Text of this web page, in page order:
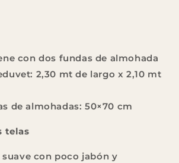
con dos fundas de almohada
2,30 mt de largo x 2,10 mt
de almohadas: 50×70 cm
telas
con poco jabón y